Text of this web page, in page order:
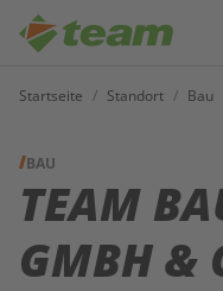
Startseite / Standort / Bau
BAU
TEAM
GMBH &